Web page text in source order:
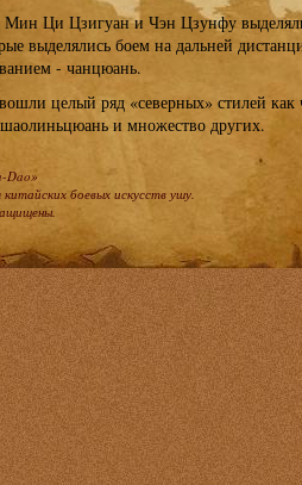
Мин Ци Цзигуан и Чэн Цзунфу
выделялись боем на дальней
- чанцюань.
целый ряд «северных» стилей
и множество других.
Dao»
боевых искусств ушу.